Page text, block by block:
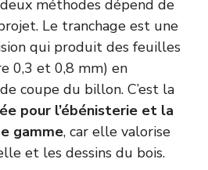
méthodes dépend de
Le tranchage est une
qui produit des feuilles
0,3 et 0,8 mm) en
coupe du billon. C’est la
pour l’ébénisterie et la
gamme, car elle valorise
et les dessins du bois.